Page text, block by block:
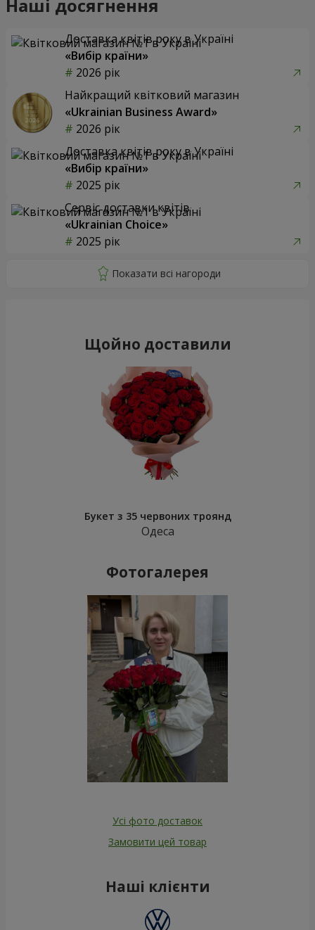
Наші досягнення
Доставка квітів року в Україні
«Вибір країни»
2026 рік
Найкращий квітковий магазин
«Ukrainian Business Award»
2026 рік
Доставка квітів року в Україні
«Вибір країни»
2025 рік
Сервіс доставки квітів
«Ukrainian Choice»
2025 рік
Щойно доставили
Букет з 35 червоних троянд
Одеса
Фотогалерея
Усі фото доставок
Замовити цей товар
Наші клієнти